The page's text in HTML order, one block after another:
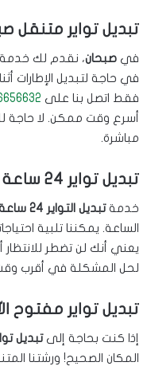
تبديل تواير متنقل
في صبحان، نقدم لك
في حاجة لتبديل الإطارات
فقط اتصل بنا على
أسرع وقت ممكن. لا حاجة
مباشرة.
تبديل تواير 24 ساعة صبحان
خدمةتبديل التواير 24 ساعة
الساعة. يمكننا تلبية
يعني أنك لن تضطر
لحل المشكلة في أقرب
تبديل تواير مفتوح
إذا كنت بحاجة إلىتبديل
المكان الصحيح! ورشتنا